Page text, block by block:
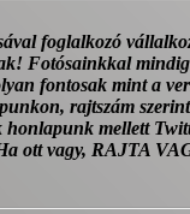
foglalkozó
Fotósainkkal
fontosak mint a
rajtszám
honlapunk mellett
ott vagy, RAJTA